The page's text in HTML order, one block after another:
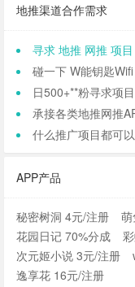
地推渠道合作需求
寻求 地推 网推 项目
碰一下 W能钥匙Wifi
日500+**粉寻求项目
承接各类地推网推
什么推广项目都可
APP产品
秘密树洞 4元/注册
花园日记 70%分成
次元姬小说 3元/注册
逸享花 16元/注册